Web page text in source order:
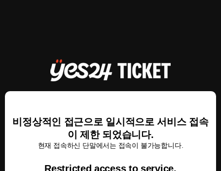
비정상적인 접근으로 일시적으로 서비스 접속
이 제한 되었습니다.
현재 접속하신 단말에서는 접속이 불가능합니다.
Restricted access to service.